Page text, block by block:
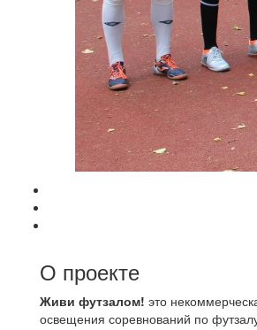
О проекте
Живи футзалом! это
освещения соревнований по